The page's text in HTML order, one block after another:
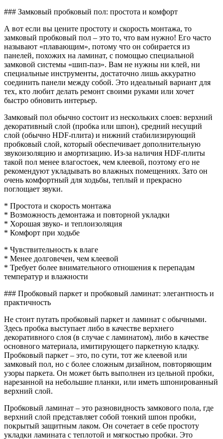
### Замковый пробковый пол: простота и комфорт
А вот если вы цените простоту и скорость монтажа, то
замковый пробковый пол – это то, что вам нужно! Его часто
называют «плавающим», потому что он собирается из
панелей, похожих на ламинат, с помощью специальной
замковой системы «шип-паз». Вам не нужны ни клей, ни
специальные инструменты, достаточно лишь аккуратно
соединить панели между собой. Это идеальный вариант для
тех, кто любит делать ремонт своими руками или хочет
быстро обновить интерьер.
Замковый пол обычно состоит из нескольких слоев: верхний
декоративный слой (пробка или шпон), средний несущий
слой (обычно HDF-плита) и нижний стабилизирующий
пробковый слой, который обеспечивает дополнительную
звукоизоляцию и амортизацию. Из-за наличия HDF-плиты
такой пол менее влагостоек, чем клеевой, поэтому его не
рекомендуют укладывать во влажных помещениях. Зато он
очень комфортный для ходьбы, теплый и прекрасно
поглощает звуки.
* Простота и скорость монтажа
* Возможность демонтажа и повторной укладки
* Хорошая звуко- и теплоизоляция
* Комфорт при ходьбе
* Чувствительность к влаге
* Менее долговечен, чем клеевой
* Требует более внимательного отношения к перепадам
температур и влажности
### Пробковый паркет и пробковый ламинат: элегантность и
практичность
Не стоит путать пробковый паркет и ламинат с обычными.
Здесь пробка выступает либо в качестве верхнего
декоративного слоя (в случае с ламинатом), либо в качестве
основного материала, имитирующего паркетную кладку.
Пробковый паркет – это, по сути, тот же клеевой или
замковый пол, но с более сложным дизайном, повторяющим
узоры паркета. Он может быть выполнен из цельной пробки,
нарезанной на небольшие планки, или иметь шпонированный
верхний слой.
Пробковый ламинат – это разновидность замкового пола, где
верхний слой представляет собой тонкий шпон пробки,
покрытый защитным лаком. Он сочетает в себе простоту
укладки ламината с теплотой и мягкостью пробки. Это